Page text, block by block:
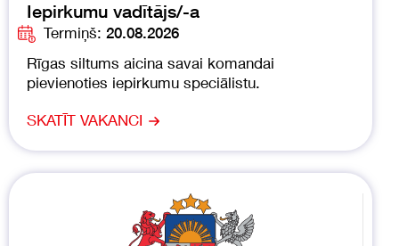
Iepirkumu vadītājs/-a
Termiņš: 20.08.2026
Rīgas siltums aicina savai komandai
pievienoties iepirkumu speciālistu.
SKATĪT VAKANCI